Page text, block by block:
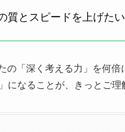
質とスピードを上げた
の「深く考える力」を何
になることが、きっとご理